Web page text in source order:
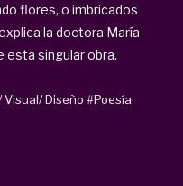
flores, o imbricados
la doctora María
esta singular obra.
Diseño #Poesía